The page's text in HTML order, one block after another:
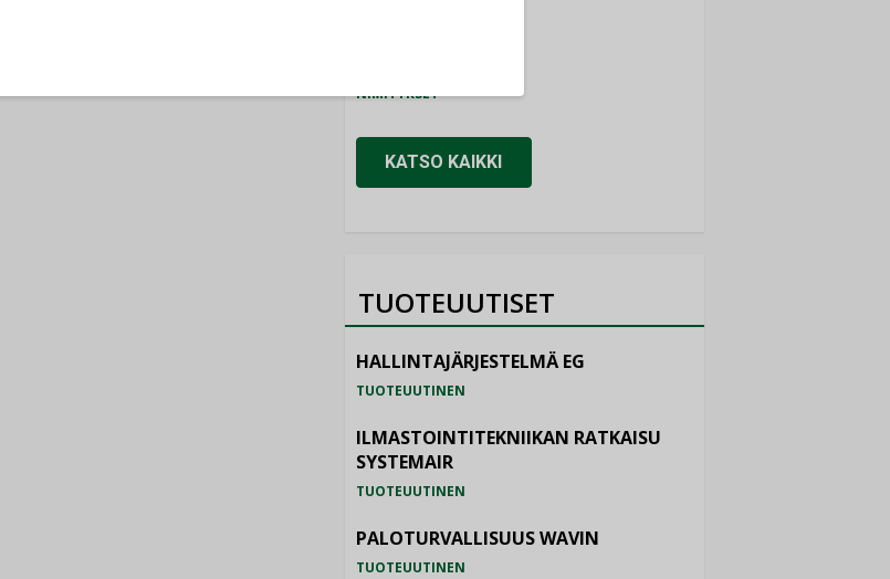
NIMITYKSET
KATSO KAIKKI
TUOTEUUTISET
HALLINTAJÄRJESTELMÄ EG
TUOTEUUTINEN
ILMASTOINTITEKNIIKAN RATKAISU
SYSTEMAIR
TUOTEUUTINEN
PALOTURVALLISUUS WAVIN
TUOTEUUTINEN